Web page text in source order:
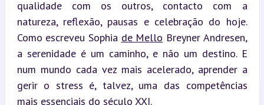
qualidade com os outros, contacto com a
natureza, reflexão, pausas e celebração do hoje.
Como escreveu Sophia de Mello Breyner Andresen,
a serenidade é um caminho, e não um destino. E
num mundo cada vez mais acelerado, aprender a
gerir o stress é, talvez, uma das competências
mais essenciais do século XXI.